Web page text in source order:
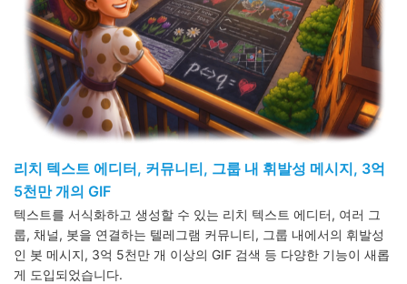
리치 텍스트 에디터, 커뮤니티, 그룹 내 휘발성 메시지, 3억
5천만 개의 GIF
텍스트를 서식화하고 생성할 수 있는 리치 텍스트 에디터, 여러 그
룹, 채널, 봇을 연결하는 텔레그램 커뮤니티, 그룹 내에서의 휘발성
인 봇 메시지, 3억 5천만 개 이상의 GIF 검색 등 다양한 기능이 새롭
게 도입되었습니다.